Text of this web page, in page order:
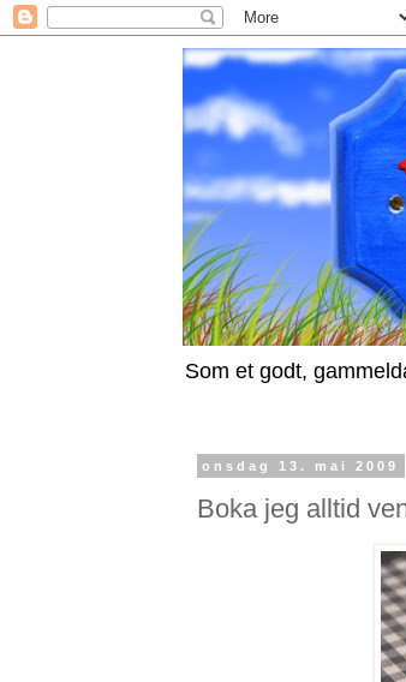
Som et godt,
onsdag 13. mai 2009
Boka jeg alltid